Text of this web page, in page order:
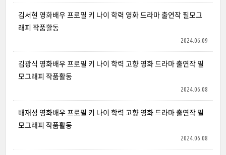
김서현 영화배우 프로필 키 나이 학력 영화 드라마 출연작 필모그
래피 작품활동
2024.06.09
김광식 영화배우 프로필 키 나이 학력 고향 영화 드라마 출연작 필
모그래피 작품활동
2024.06.08
배재성 영화배우 프로필 키 나이 학력 고향 영화 드라마 출연작 필
모그래피 작품활동
2024.06.08